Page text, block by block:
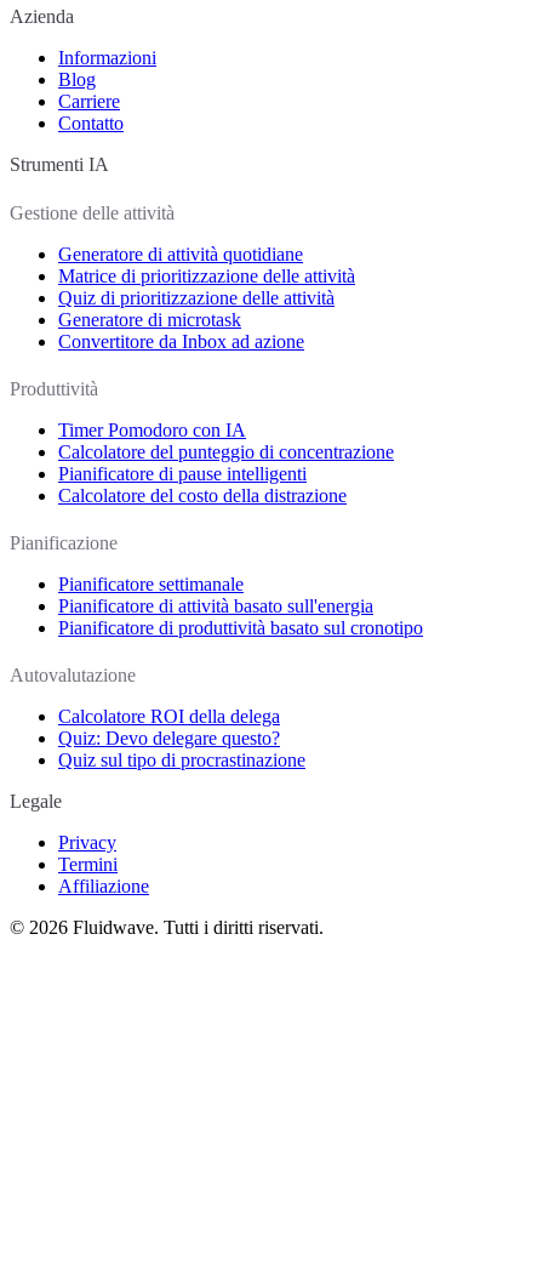
Azienda
Informazioni
Blog
Carriere
Contatto
Strumenti IA
Gestione delle attività
Generatore di attività quotidiane
Matrice di prioritizzazione delle attività
Quiz di prioritizzazione delle attività
Generatore di microtask
Convertitore da Inbox ad azione
Produttività
Timer Pomodoro con IA
Calcolatore del punteggio di concentrazione
Pianificatore di pause intelligenti
Calcolatore del costo della distrazione
Pianificazione
Pianificatore settimanale
Pianificatore di attività basato sull'energia
Pianificatore di produttività basato sul cronotipo
Autovalutazione
Calcolatore ROI della delega
Quiz: Devo delegare questo?
Quiz sul tipo di procrastinazione
Legale
Privacy
Termini
Affiliazione
© 2026 Fluidwave. Tutti i diritti riservati.